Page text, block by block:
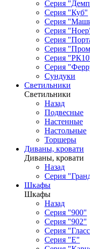
Серия
Серия "Куб"
Серия
Серия
Серия
Серия
Серия
Серия
Сундуки
Светильники
Светильники
Назад
Подвесные
Настенные
Настольные
Торшеры
Диваны, кровати
Диваны, кровати
Назад
Серия
Шкафы
Шкафы
Назад
Серия "900"
Серия "902"
Серия
Серия "Е"